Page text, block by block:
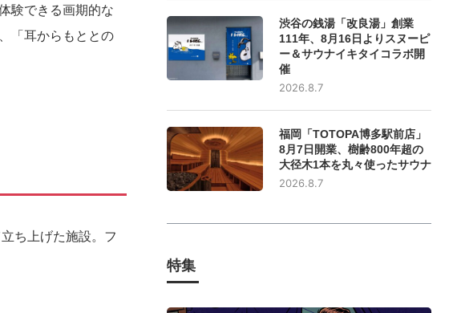
験できる画期的な
「耳からもととの
ち上げた施設。フ
渋谷の銭湯「改良湯」創業
111年、8月16日よりスヌーピ
ー＆サウナイキタイコラボ開
催
2026.8.7
福岡「TOTOPA博多駅前店」
8月7日開業、樹齢800年超の
大径木1本を丸々使ったサウナ
2026.8.7
特集